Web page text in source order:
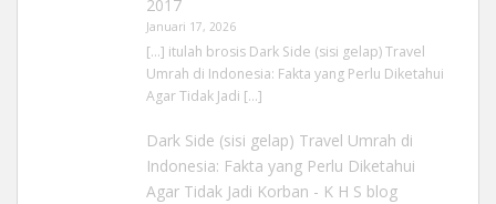
2017
Januari 17, 2026
[…] itulah brosis Dark Side (sisi gelap) Travel
Umrah di Indonesia: Fakta yang Perlu Diketahui
Agar Tidak Jadi […]
Dark Side (sisi gelap) Travel Umrah di
Indonesia: Fakta yang Perlu Diketahui
Agar Tidak Jadi Korban - K H S blog